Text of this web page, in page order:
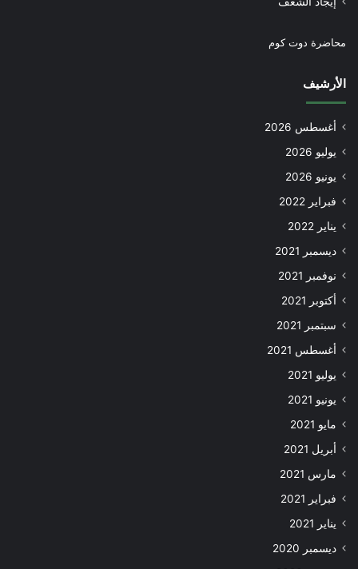
محاضرة دوت كوم
الأرشيف
أغسطس 2026
يوليو 2026
يونيو 2026
فبراير 2022
يناير 2022
ديسمبر 2021
نوفمبر 2021
أكتوبر 2021
سبتمبر 2021
أغسطس 2021
يوليو 2021
يونيو 2021
مايو 2021
أبريل 2021
مارس 2021
فبراير 2021
يناير 2021
ديسمبر 2020